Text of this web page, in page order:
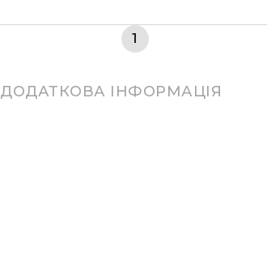
1
ДОДАТКОВА ІНФОРМАЦІЯ